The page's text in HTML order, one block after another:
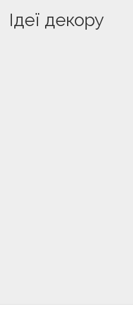
Ідеї декору